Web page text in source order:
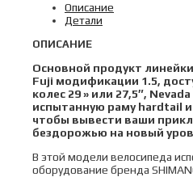
2023
MTB
Nevada
1.5
D
A2-
SL
р.
19
цвет
красный
металлик
Описание
Детали
ОПИСАНИЕ
Основной продукт
Fuji модификации 1.5,
колес 29 » или 27,5″,
испытанную раму hardtail
чтобы вывести ваши
бездорожью на новый
В этой модели велосипеда
оборудование бренда